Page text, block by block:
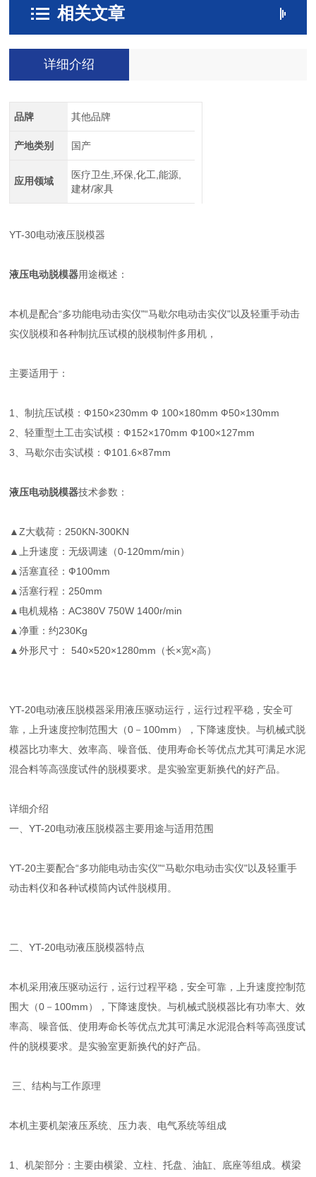
相关文章
详细介绍
品牌 其他品牌
产地类别 国产
应用领域
医疗卫生,环保,化工,能源,
建材/家具
YT-30电动液压脱模器
液压电动脱模器用途概述：
本机是配合“多功能电动击实仪"“马歇尔电动击实仪"以及轻重手动击
实仪脱模和各种制抗压试模的脱模制件多用机，
主要适用于：
1、制抗压试模：Ф150×230mm Ф 100×180mm Ф50×130mm
2、轻重型土工击实试模：Ф152×170mm Ф100×127mm
3、马歇尔击实试模：Ф101.6×87mm
液压电动脱模器技术参数：
▲Z大载荷：250KN-300KN
▲上升速度：无级调速（0-120mm/min）
▲活塞直径：Ф100mm
▲活塞行程：250mm
▲电机规格：AC380V 750W 1400r/min
▲净重：约230Kg
▲外形尺寸： 540×520×1280mm（长×宽×高）
YT-20电动液压脱模器采用液压驱动运行，运行过程平稳，安全可
靠，上升速度控制范围大（0－100mm），下降速度快。与机械式脱
模器比功率大、效率高、噪音低、使用寿命长等优点尤其可满足水泥
混合料等高强度试件的脱模要求。是实验室更新换代的好产品。
详细介绍
一、YT-20电动液压脱模器主要用途与适用范围
YT-20主要配合“多功能电动击实仪"“马歇尔电动击实仪"以及轻重手
动击料仪和各种试模筒内试件脱模用。
二、YT-20电动液压脱模器特点
本机采用液压驱动运行，运行过程平稳，安全可靠，上升速度控制范
围大（0－100mm），下降速度快。与机械式脱模器比有功率大、效
率高、噪音低、使用寿命长等优点尤其可满足水泥混合料等高强度试
件的脱模要求。是实验室更新换代的好产品。
三、结构与工作原理
本机主要机架液压系统、压力表、电气系统等组成
1、机架部分：主要由横梁、立柱、托盘、油缸、底座等组成。横梁